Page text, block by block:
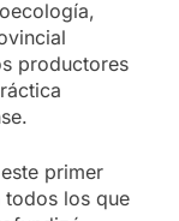
productores
primer
todos los que